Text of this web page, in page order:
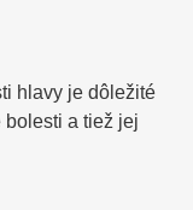
hlavy je dôležité
a tiež jej